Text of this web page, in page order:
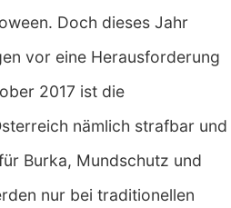
Doch dieses Jahr
vor eine Herausforderung
2017 ist die
nämlich strafbar und
Burka, Mundschutz und
nur bei traditionellen